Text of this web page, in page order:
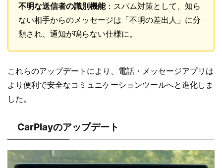
不明な送信者の識別機能：スパム対策として、知ら
ない相手からのメッセージは「不明の差出人」に分
類され、通知が鳴らない仕様に。
これらのアップデートにより、電話・メッセージアプリは
より便利で安全なコミュニケーションツールへと進化しま
した。
CarPlayのアップデート